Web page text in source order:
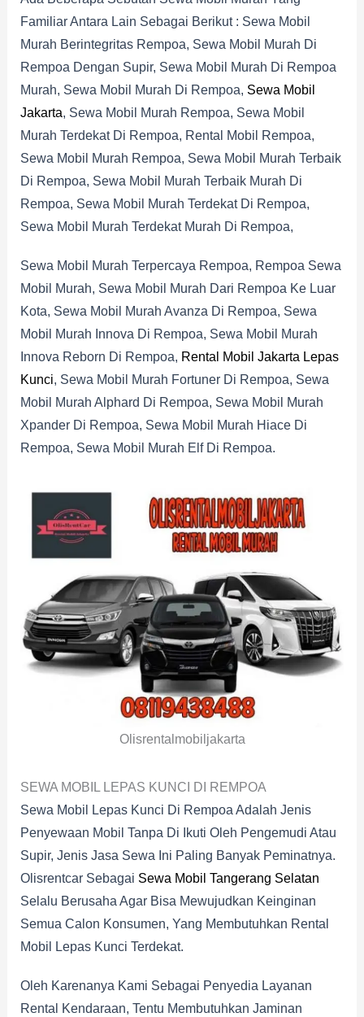
Familiar Antara Lain Sebagai Berikut : Sewa Mobil
Murah Berintegritas Rempoa, Sewa Mobil Murah Di
Rempoa Dengan Supir, Sewa Mobil Murah Di Rempoa
Murah, Sewa Mobil Murah Di Rempoa, Sewa Mobil
Jakarta, Sewa Mobil Murah Rempoa, Sewa Mobil
Murah Terdekat Di Rempoa, Rental Mobil Rempoa,
Sewa Mobil Murah Rempoa, Sewa Mobil Murah Terbaik
Di Rempoa, Sewa Mobil Murah Terbaik Murah Di
Rempoa, Sewa Mobil Murah Terdekat Di Rempoa,
Sewa Mobil Murah Terdekat Murah Di Rempoa,
Sewa Mobil Murah Terpercaya Rempoa, Rempoa Sewa
Mobil Murah, Sewa Mobil Murah Dari Rempoa Ke Luar
Kota, Sewa Mobil Murah Avanza Di Rempoa, Sewa
Mobil Murah Innova Di Rempoa, Sewa Mobil Murah
Innova Reborn Di Rempoa, Rental Mobil Jakarta Lepas
Kunci, Sewa Mobil Murah Fortuner Di Rempoa, Sewa
Mobil Murah Alphard Di Rempoa, Sewa Mobil Murah
Xpander Di Rempoa, Sewa Mobil Murah Hiace Di
Rempoa, Sewa Mobil Murah Elf Di Rempoa.
Olisrentalmobiljakarta
SEWA MOBIL LEPAS KUNCI DI REMPOA
Sewa Mobil Lepas Kunci Di Rempoa Adalah Jenis
Penyewaan Mobil Tanpa Di Ikuti Oleh Pengemudi Atau
Supir, Jenis Jasa Sewa Ini Paling Banyak Peminatnya.
Olisrentcar Sebagai Sewa Mobil Tangerang Selatan
Selalu Berusaha Agar Bisa Mewujudkan Keinginan
Semua Calon Konsumen, Yang Membutuhkan Rental
Mobil Lepas Kunci Terdekat.
Oleh Karenanya Kami Sebagai Penyedia Layanan
Rental Kendaraan, Tentu Membutuhkan Jaminan